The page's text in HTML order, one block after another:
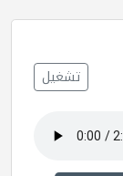
تشغيل